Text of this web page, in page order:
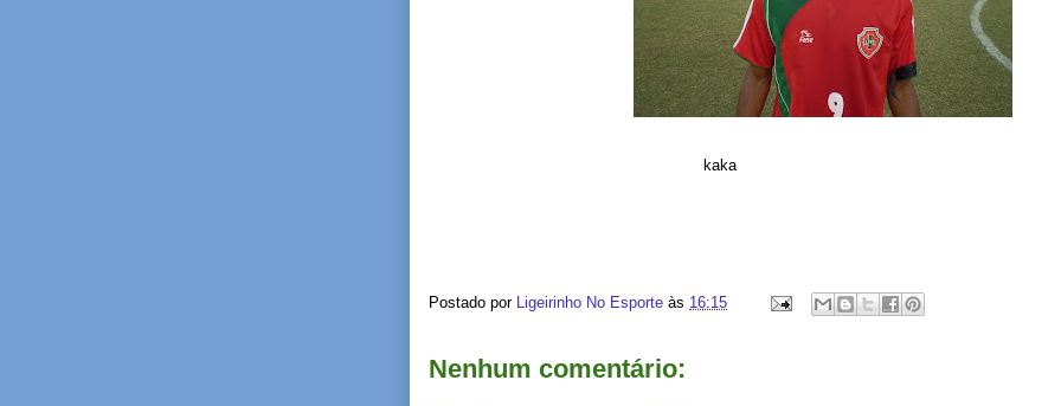
kaka
Postado por Ligeirinho No Esporte às 16:15
Nenhum comentário: